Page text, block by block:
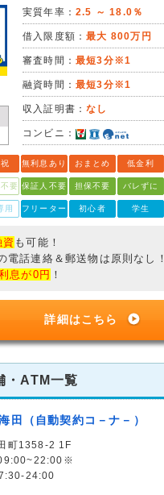
実質年率： 2.5 ～ 18.0％
借入限度額：最大 800万円
審査時間： 最短3分※1
融資時間： 最短3分※1
収入証明書：なし
コンビニ：
無利息あり おまとめ 低金利
要 保証人不要 担保不要 バレずに
用 フリーター 初心者 学生
も可能！
電話連絡＆郵送物は原則なし！
息が0円 ！
詳細はこちら
・ATM一覧
田（自動契約コ－ナ－）
町1358-2 1F
24:00